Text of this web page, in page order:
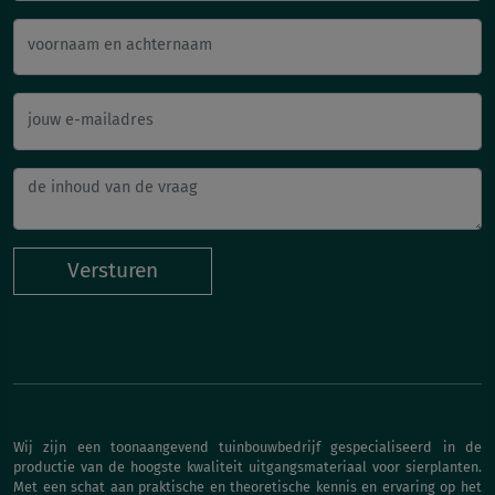
voornaam en achternaam
jouw e-mailadres
Versturen
Wij zijn een toonaangevend tuinbouwbedrijf gespecialiseerd in de
productie van de hoogste kwaliteit uitgangsmateriaal voor sierplanten.
Met een schat aan praktische en theoretische kennis en ervaring op het